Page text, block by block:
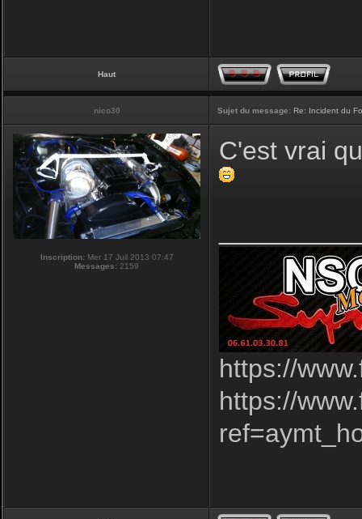
Haut
nico30 Sujet du message: Re: Incident du
Inscription:Mer 17 Juil 2013 07:47
Messages: 2159
C'est vrai
https://
https://